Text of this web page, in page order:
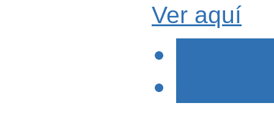
Ver aquí